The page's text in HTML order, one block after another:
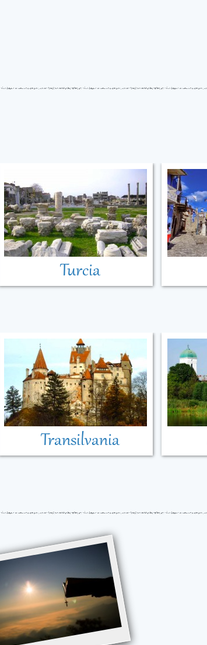
Turcia
Transilvania